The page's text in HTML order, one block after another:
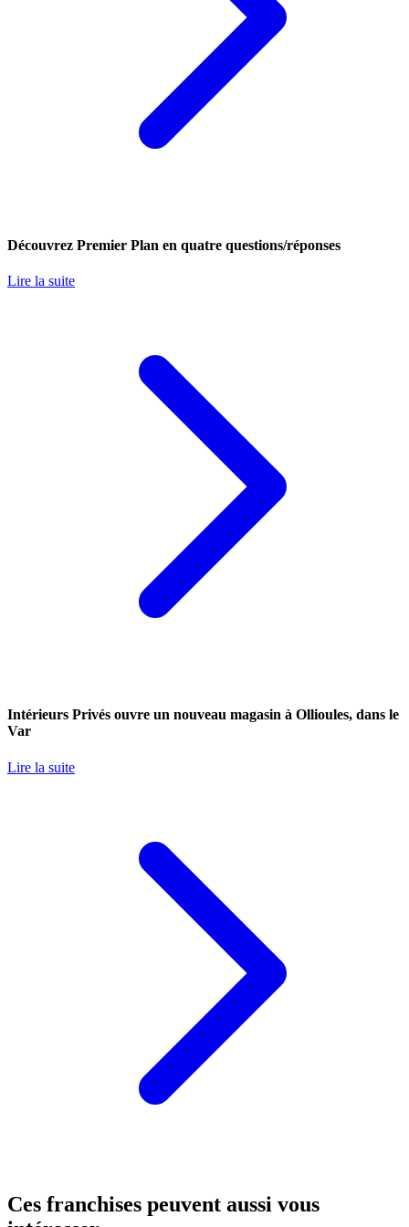
Découvrez Premier Plan en quatre questions/réponses
Lire la suite
Intérieurs Privés ouvre un nouveau magasin à Ollioules, dans le
Var
Lire la suite
Ces franchises peuvent aussi vous